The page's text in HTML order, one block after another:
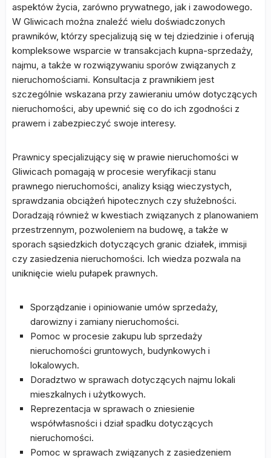
aspektów życia, zarówno prywatnego, jak i zawodowego.
W Gliwicach można znaleźć wielu doświadczonych
prawników, którzy specjalizują się w tej dziedzinie i oferują
kompleksowe wsparcie w transakcjach kupna-sprzedaży,
najmu, a także w rozwiązywaniu sporów związanych z
nieruchomościami. Konsultacja z prawnikiem jest
szczególnie wskazana przy zawieraniu umów dotyczących
nieruchomości, aby upewnić się co do ich zgodności z
prawem i zabezpieczyć swoje interesy.
Prawnicy specjalizujący się w prawie nieruchomości w
Gliwicach pomagają w procesie weryfikacji stanu
prawnego nieruchomości, analizy ksiąg wieczystych,
sprawdzania obciążeń hipotecznych czy służebności.
Doradzają również w kwestiach związanych z planowaniem
przestrzennym, pozwoleniem na budowę, a także w
sporach sąsiedzkich dotyczących granic działek, immisji
czy zasiedzenia nieruchomości. Ich wiedza pozwala na
uniknięcie wielu pułapek prawnych.
Sporządzanie i opiniowanie umów sprzedaży,
darowizny i zamiany nieruchomości.
Pomoc w procesie zakupu lub sprzedaży
nieruchomości gruntowych, budynkowych i
lokalowych.
Doradztwo w sprawach dotyczących najmu lokali
mieszkalnych i użytkowych.
Reprezentacja w sprawach o zniesienie
współwłasności i dział spadku dotyczących
nieruchomości.
Pomoc w sprawach związanych z zasiedzeniem